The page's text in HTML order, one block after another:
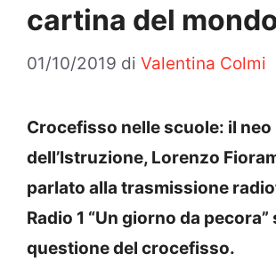
cartina del
01/10/2019 di Valentina Colmi
Crocefisso nelle scuole: il
dell’Istruzione, Lorenzo
parlato alla trasmissione
Radio 1 “Un giorno da pecora”
questione del crocefisso.